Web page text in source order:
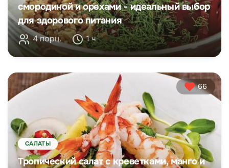
смородиной и орехами - идеальный выбор
для здорового питания
4 порц. 1 ч
66
САЛАТЫ
Тропический салат с креветками, манго и